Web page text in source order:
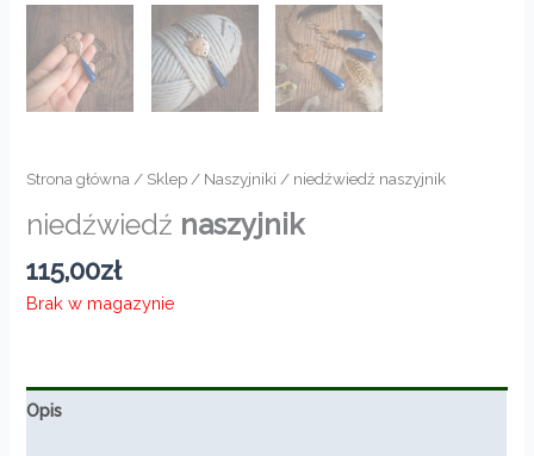
Strona główna / Sklep / Naszyjniki / niedźwiedź naszyjnik
niedźwiedź naszyjnik
115,00zł
Brak w magazynie
Opis